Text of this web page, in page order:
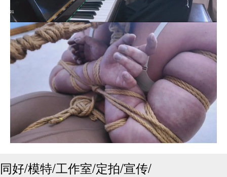
同好/模特/工作室/定拍/宣传/